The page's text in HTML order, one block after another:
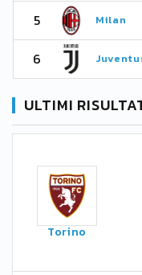
5 Milan
6
ULTIMI
Torino